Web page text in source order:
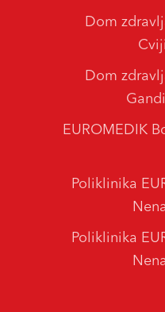
Dom
Dom
EUROMEDIK
Poliklinika
Poliklinika